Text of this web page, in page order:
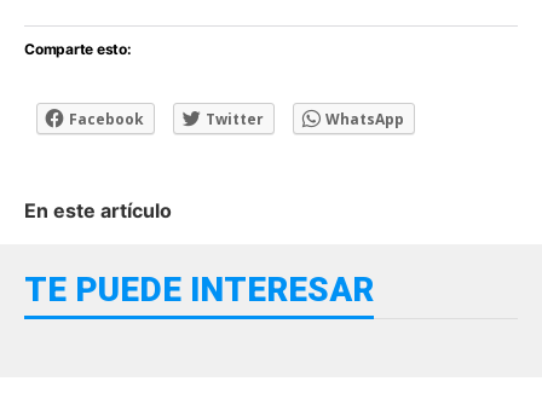
Comparte esto:
Facebook Twitter WhatsApp
En este artículo
TE PUEDE INTERESAR